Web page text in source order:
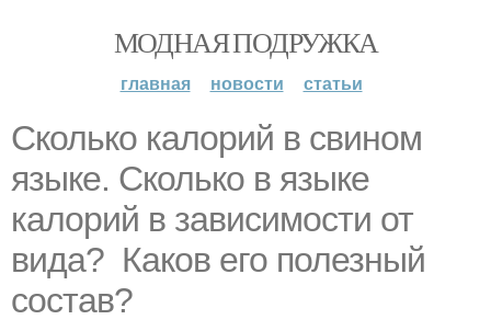
МОДНАЯ ПОДРУЖКА
главная новости статьи
Сколько калорий в свином
языке. Сколько в языке
калорий в зависимости от
вида? Каков его полезный
состав?